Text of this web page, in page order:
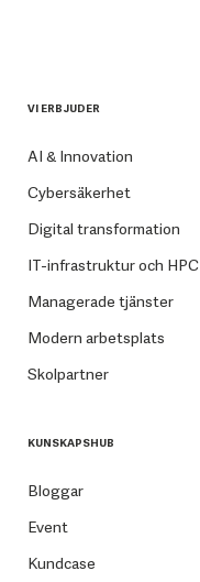
VI ERBJUDER
AI & Innovation
Cybersäkerhet
Digital transformation
IT-infrastruktur och HPC
Managerade tjänster
Modern arbetsplats
Skolpartner
KUNSKAPSHUB
Bloggar
Event
Kundcase